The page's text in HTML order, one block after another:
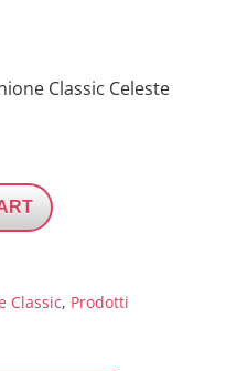
Classic Celeste
Classic, Prodotti